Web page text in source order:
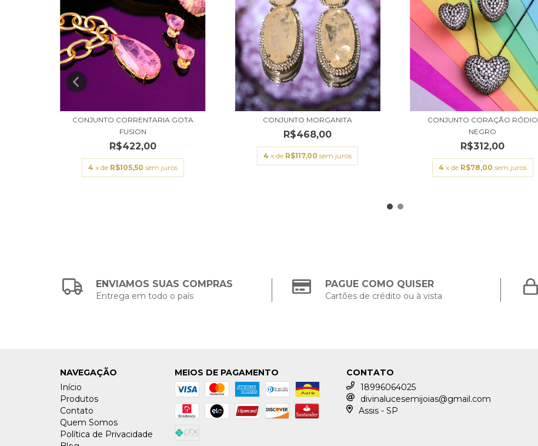
CONJUNTO CORRENTARIA GOTA
FUSION
R$422,00
4 x de R$105,50 sem juros
CONJUNTO MORGANITA
R$468,00
4 x de R$117,00 sem juros
CONJUNTO CORAÇÃO RÓDIO
NEGRO
R$312,00
4 x de R$78,00 sem juros
ENVIAMOS SUAS COMPRAS
Entrega em todo o país
PAGUE COMO QUISER
Cartões de crédito ou à vista
NAVEGAÇÃO
Início
Produtos
Contato
Quem Somos
Política de Privacidade
MEIOS DE PAGAMENTO
CONTATO
18996064025
divinalucesemijoias@gmail.com
Assis - SP